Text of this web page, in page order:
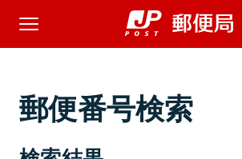
郵便番号検索